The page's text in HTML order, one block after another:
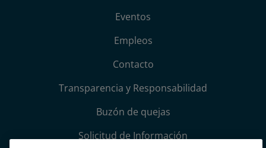
Eventos
Empleos
Contacto
Transparencia y Responsabilidad
Buzón de quejas
Solicitud de Información